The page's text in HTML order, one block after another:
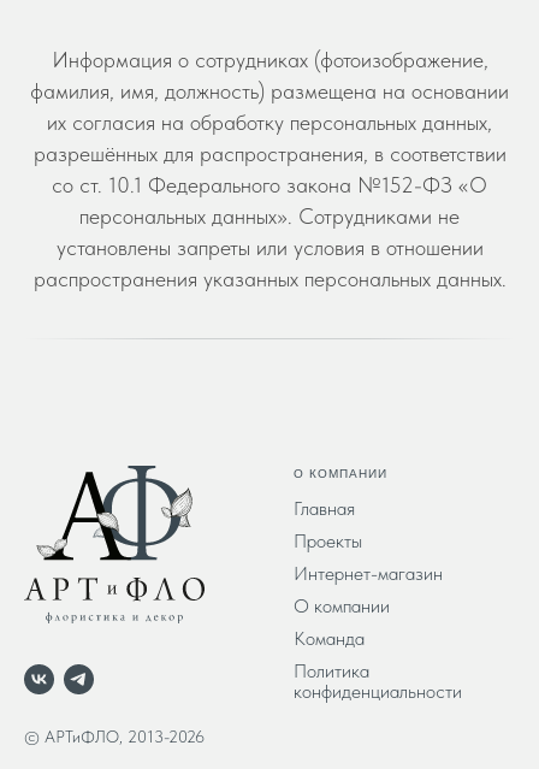
Информация о сотрудниках (фотоизображение,
фамилия, имя, должность) размещена на основании
их согласия на обработку персональных данных,
разрешённых для распространения, в соответствии
со ст. 10.1 Федерального закона №152-ФЗ «О
персональных данных». Сотрудниками не
установлены запреты или условия в отношении
распространения указанных персональных данных.
© АРТиФЛО, 2013-2026
О КОМПАНИИ
Главная
Проекты
Интернет-магазин
О компании
Команда
Политика
конфиденциальности